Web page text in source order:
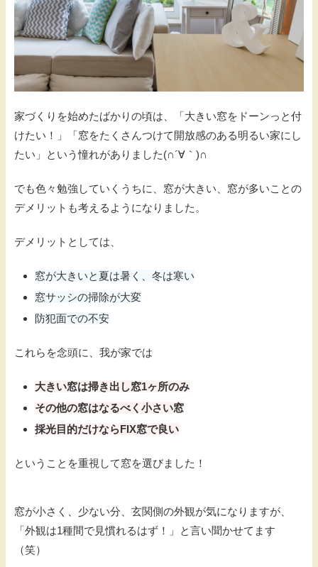
家づくりを始めたばかりの頃は、「大きい窓をドーンっと付
けたい！」「窓をたくさんつけて開放感のある明るい家にし
たい」という憧れがありました(∩´∀｀)∩
でも色々勉強していくうちに、窓が大きい、窓が多いことの
デメリットも考えるようになりました。
デメリットとしては、
窓が大きいと夏は暑く、冬は寒い
窓サッシの掃除が大変
防犯面での不安
これらを念頭に、我が家では
大きい窓は掃き出し窓1ヶ所のみ
その他の窓はなるべく小さい窓
採光目的だけならFIX窓で良い
ということを重視して窓を選びました！
窓が小さく、少ない分、玄関側の外観が気になりますが、
「外観は1種間で見慣れるはず！」と言い聞かせてます
（笑）